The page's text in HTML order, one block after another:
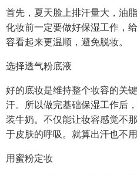
首先，夏天脸上排汗量大，油
化妆前一定要做好保湿工作，
容看起来更温顺，避免脱妆。
选择透气粉底液
好的底妆是维持整个妆容的关
汗。所以做完基础保湿工作后
装牛奶。不仅能让妆容感觉不
于皮肤的呼吸。就算出汗也不用
用蜜粉定妆